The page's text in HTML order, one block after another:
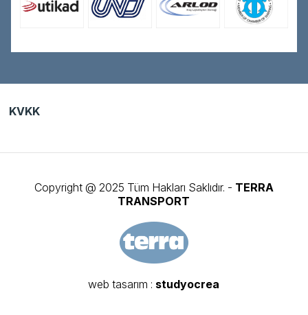
KVKK
Copyright @ 2025 Tüm Hakları Saklıdır. - TERRA
TRANSPORT
web tasarım : studyocrea